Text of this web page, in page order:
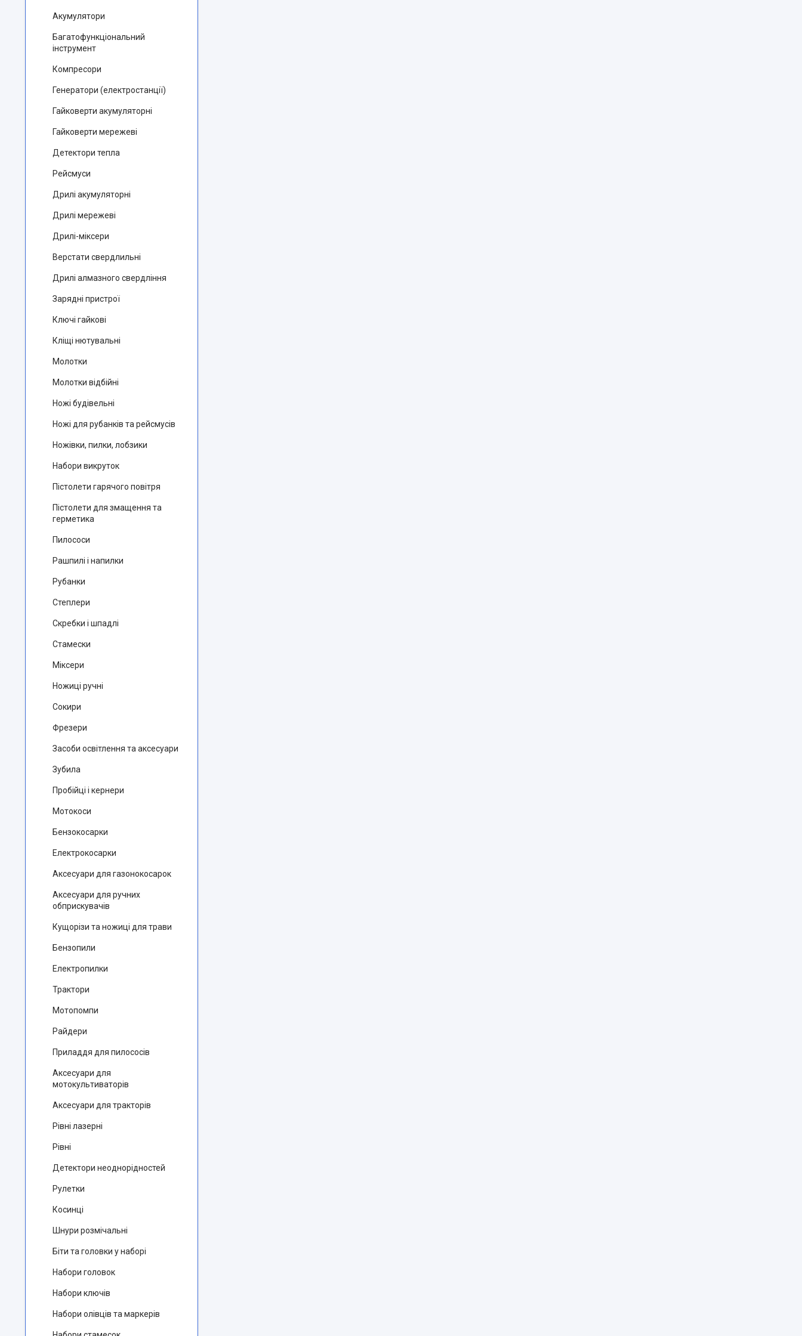
Акумулятори
Багатофункціональний
інструмент
Компресори
Генератори (електростанції)
Гайковерти акумуляторні
Гайковерти мережеві
Детектори тепла
Рейсмуси
Дрилі акумуляторні
Дрилі мережеві
Дрилі-міксери
Верстати свердлильні
Дрилі алмазного свердління
Зарядні пристрої
Ключі гайкові
Кліщі нютувальні
Молотки
Молотки відбійні
Ножі будівельні
Ножі для рубанків та рейсмусів
Ножівки, пилки, лобзики
Набори викруток
Пістолети гарячого повітря
Пістолети для змащення та
герметика
Пилососи
Рашпилі і напилки
Рубанки
Степлери
Скребки і шпадлі
Стамески
Міксери
Ножиці ручні
Сокири
Фрезери
Засоби освітлення та аксесуари
Зубила
Пробійці і кернери
Мотокоси
Бензокосарки
Електрокосарки
Аксесуари для газонокосарок
Аксесуари для ручних
обприскувачів
Кущорізи та ножиці для трави
Бензопили
Електропилки
Трактори
Мотопомпи
Райдери
Приладдя для пилососів
Аксесуари для
мотокультиваторів
Аксесуари для тракторів
Рівні лазерні
Рівні
Детектори неоднорідностей
Рулетки
Косинці
Шнури розмічальні
Біти та головки у наборі
Набори головок
Набори ключів
Набори олівців та маркерів